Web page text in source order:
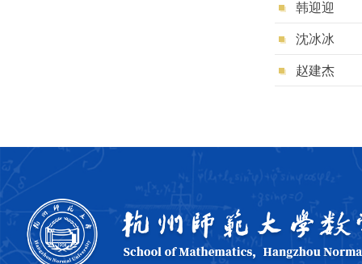
韩迎迎
沈冰冰
赵建杰